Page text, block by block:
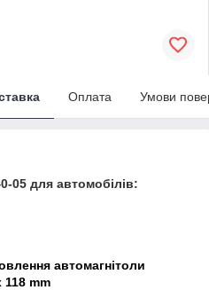
Оплата Умови
05 для автомобілів:
автомагнітоли
118 mm